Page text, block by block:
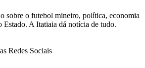
sobre o futebol mineiro, política, economia
Estado. A Itatiaia dá notícia de tudo.
Redes Sociais